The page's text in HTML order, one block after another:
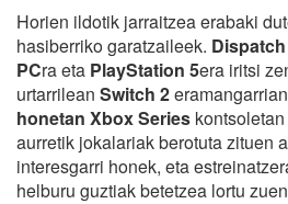
Horien ildotik jarraitzea erabaki
hasiberriko garatzaileek. Dispatch
PCra eta PlayStation 5era iritsi
urtarrilean Switch 2
honetan Xbox Series
aurretik jokalariak berotuta zituen
interesgarri honek, eta
helburu guztiak betetzea lortu